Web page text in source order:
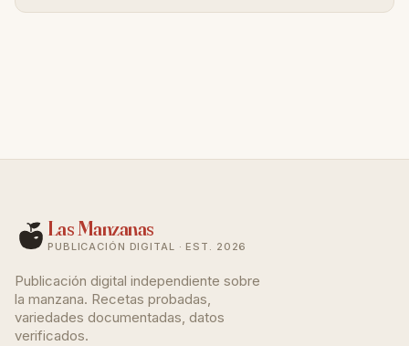
Las Manzanas
PUBLICACIÓN DIGITAL · EST. 2026
Publicación digital independiente sobre
la manzana. Recetas probadas,
variedades documentadas, datos
verificados.